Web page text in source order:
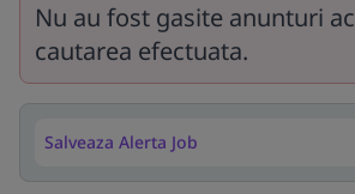
Nu au fost gasite anunturi
cautarea efectuata.
Salveaza Alerta Job